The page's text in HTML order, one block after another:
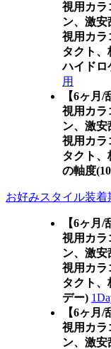
視用カラ
ン、激
視用カラ
タクト、
ハイドロ
用
【6ヶ月
視用カラ
ン、激
視用カラ
タクト、
の軸度
お好みスタイル装着
【6ヶ月
視用カラ
ン、激
視用カラ
タクト、
デー)
【6ヶ月
視用カラ
ン、激